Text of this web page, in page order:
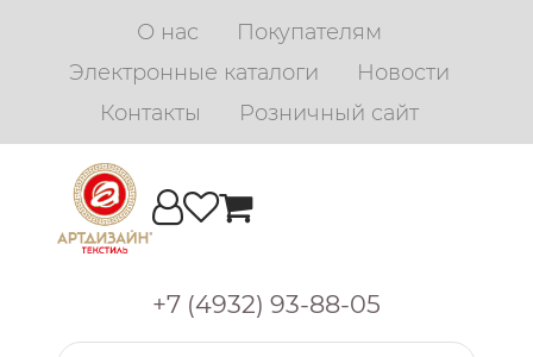
О нас
Покупателям
Электронные каталоги
Новости
Контакты
Розничный сайт
+7 (4932) 93-88-05